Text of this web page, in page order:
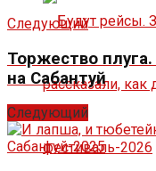
Следующий
Торжество
на Сабантуй
Следующий